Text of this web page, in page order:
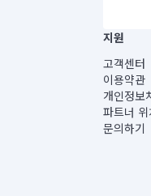
지원
고객센터
이용약관
개인정보
파트너
문의하기